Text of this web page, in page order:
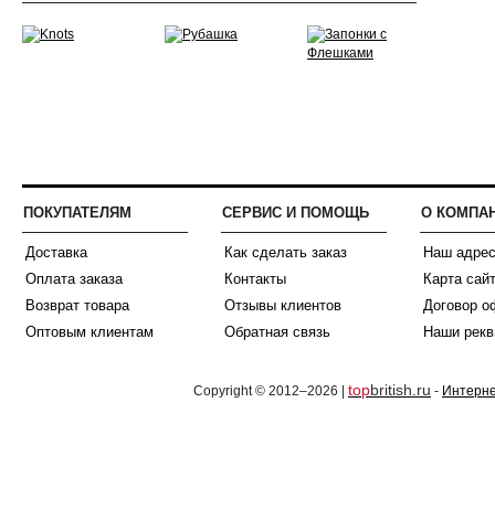
ПОКУПАТЕЛЯМ
Доставка
Оплата заказа
Возврат товара
Оптовым клиентам
СЕРВИС И ПОМОЩЬ
Как сделать заказ
Контакты
Отзывы клиентов
Обратная связь
О
Наш адрес
Карта
Договор
Наши
Copyright © 2012–2026 | topbritish.ru -